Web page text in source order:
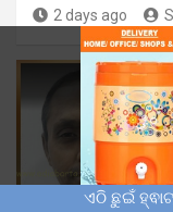
2 days ago
ଏଠି ଛୁଇଁ